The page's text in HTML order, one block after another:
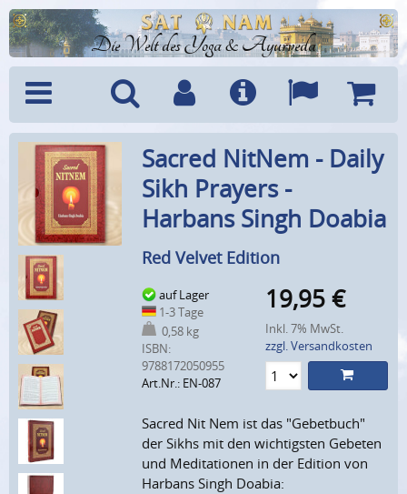
Die Welt des Yoga & Ayurveda
Menü SucheBenutzerkonto
Info Sprachen
Sacred NitNem - Daily
Sikh Prayers -
Harbans Singh Doabia
Red Velvet Edition
auf Lager
1-3 Tage
0,58 kg
ISBN:
9788172050955
Art.Nr.: EN-087
19,95 €
Inkl. 7% MwSt.
zzgl. Versandkosten
Sacred Nit Nem ist das "Gebetbuch"
der Sikhs mit den wichtigsten Gebeten
und Meditationen in der Edition von
Harbans Singh Doabia: